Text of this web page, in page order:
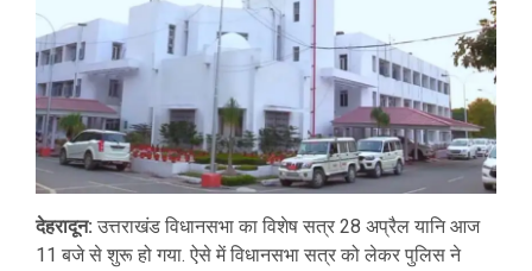
देहरादून: उत्तराखंड विधानसभा का विशेष सत्र 28 अप्रैल यानि आज
11 बजे से शुरू हो गया. ऐसे में विधानसभा सत्र को लेकर पुलिस ने